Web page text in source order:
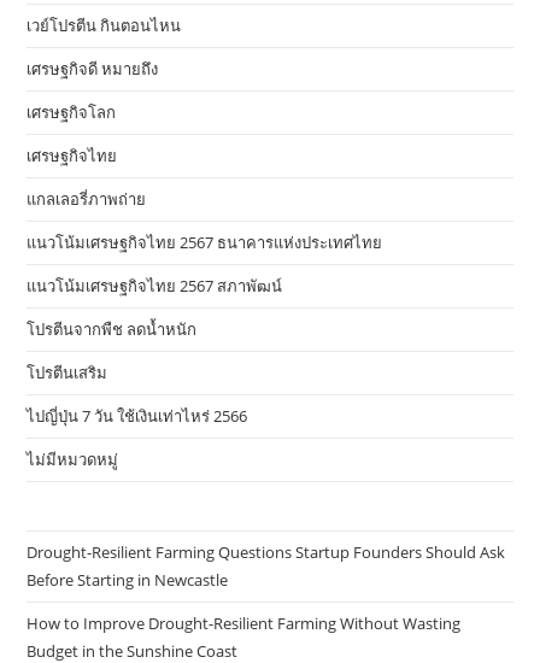
เวย์โปรตีน กินตอนไหน
เศรษฐกิจดี หมายถึง
เศรษฐกิจโลก
เศรษฐกิจไทย
แกลเลอรี่ภาพถ่าย
แนวโน้มเศรษฐกิจไทย 2567 ธนาคารแห่งประเทศไทย
แนวโน้มเศรษฐกิจไทย 2567 สภาพัฒน์
โปรตีนจากพืช ลดน้ำหนัก
โปรตีนเสริม
ไปญี่ปุ่น 7 วัน ใช้เงินเท่าไหร่ 2566
ไม่มีหมวดหมู่
Drought-Resilient Farming Questions Startup Founders Should Ask
Before Starting in Newcastle
How to Improve Drought-Resilient Farming Without Wasting
Budget in the Sunshine Coast